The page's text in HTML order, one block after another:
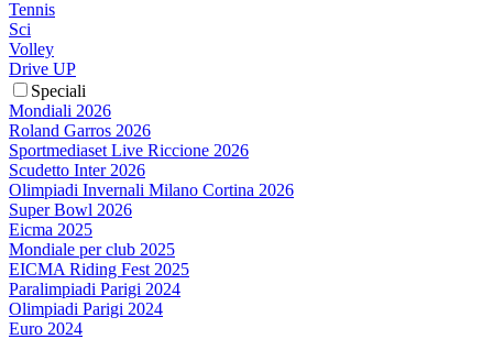
Tennis
Sci
Volley
Drive UP
Speciali
Mondiali 2026
Roland Garros 2026
Sportmediaset Live Riccione 2026
Scudetto Inter 2026
Olimpiadi Invernali Milano Cortina 2026
Super Bowl 2026
Eicma 2025
Mondiale per club 2025
EICMA Riding Fest 2025
Paralimpiadi Parigi 2024
Olimpiadi Parigi 2024
Euro 2024